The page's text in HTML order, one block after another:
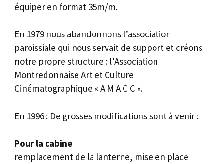
équiper en format 35m/m.
En 1979 nous abandonnons l’association
paroissiale qui nous servait de support et créons
notre propre structure : l’Association
Montredonnaise Art et Culture
Cinématographique « A M A C C ».
En 1996 : De grosses modifications sont à venir :
Pour la cabine
remplacement de la lanterne, mise en place